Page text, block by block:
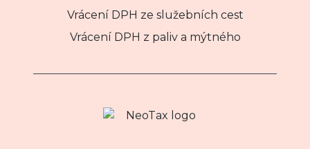
Vrácení DPH ze služebních cest
Vrácení DPH z paliv a mýtného